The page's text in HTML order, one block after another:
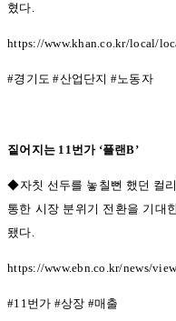
혔다.
https://www.khan.co.kr/local/
#경기도#산업단지 #노동자
짙어지는 11번가 ‘플랜B’
◆자칫 선두를 놓칠뻔 했던 컬
통한 시장 분위기 전환을 기대
됐다.
https://www.ebn.co.kr/news/
#11번가 #상장 #매출